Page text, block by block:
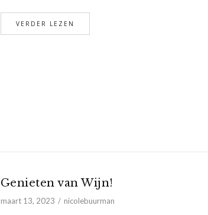
VERDER LEZEN
Genieten van Wijn!
maart 13, 2023 nicolebuurman